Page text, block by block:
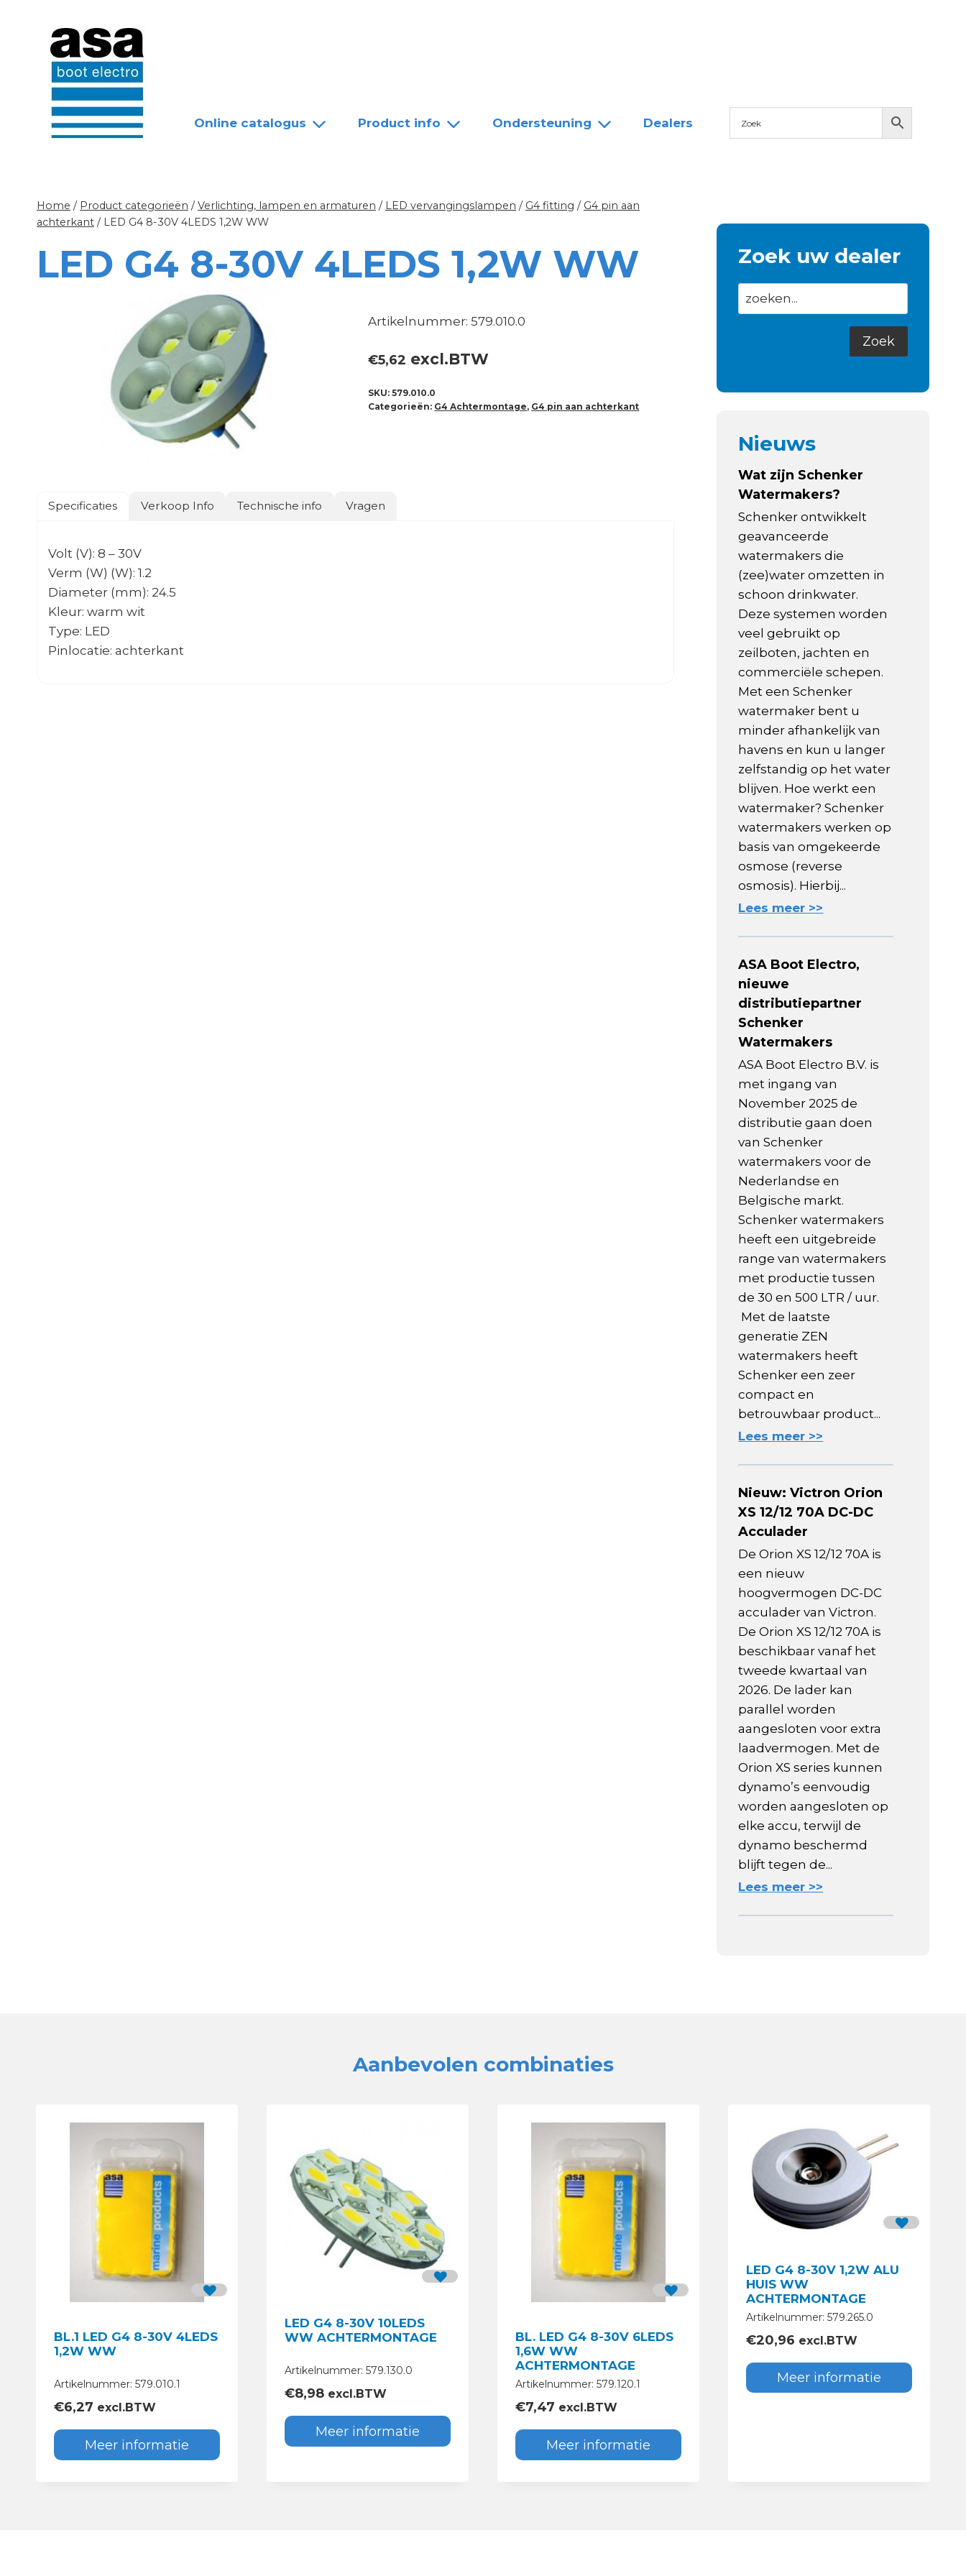
Online catalogus Product info Ondersteuning Dealers
Home / Product categorieën / Verlichting, lampen en armaturen / LED vervangingslampen / G4 fitting / G4 pin aan
achterkant / LED G4 8-30V 4LEDS 1,2W WW
LED G4 8-30V 4LEDS 1,2W WW
Artikelnummer: 579.010.0
€5,62 excl.BTW
SKU:579.010.0
Categorieën: G4 Achtermontage, G4 pin aan achterkant
Specificaties Verkoop Info Technische info Vragen
Volt (V): 8 – 30V
Verm (W) (W): 1.2
Diameter (mm): 24.5
Kleur: warm wit
Type: LED
Pinlocatie: achterkant
Zoek uw dealer
Nieuws
Wat zijn Schenker
Watermakers?
Schenker ontwikkelt
geavanceerde
watermakers die
(zee)water omzetten in
schoon drinkwater.
Deze systemen worden
veel gebruikt op
zeilboten, jachten en
commerciële schepen.
Met een Schenker
watermaker bent u
minder afhankelijk van
havens en kun u langer
zelfstandig op het water
blijven. Hoe werkt een
watermaker? Schenker
watermakers werken op
basis van omgekeerde
osmose (reverse
osmosis). Hierbij...
Lees meer >>
ASA Boot Electro,
nieuwe
distributiepartner
Schenker
Watermakers
ASA Boot Electro B.V. is
met ingang van
November 2025 de
distributie gaan doen
van Schenker
watermakers voor de
Nederlandse en
Belgische markt.
Schenker watermakers
heeft een uitgebreide
range van watermakers
met productie tussen
de 30 en 500 LTR / uur.
Met de laatste
generatie ZEN
watermakers heeft
Schenker een zeer
compact en
betrouwbaar product...
Lees meer >>
Nieuw: Victron Orion
XS 12/12 70A DC-DC
Acculader
De Orion XS 12/12 70A is
een nieuw
hoogvermogen DC-DC
acculader van Victron.
De Orion XS 12/12 70A is
beschikbaar vanaf het
tweede kwartaal van
2026. De lader kan
parallel worden
aangesloten voor extra
laadvermogen. Met de
Orion XS series kunnen
dynamo’s eenvoudig
worden aangesloten op
elke accu, terwijl de
dynamo beschermd
blijft tegen de...
Lees meer >>
Aanbevolen combinaties
BL.1 LED G4 8-30V 4LEDS
1,2W WW
Artikelnummer: 579.010.1
€6,27 excl.BTW
Meer informatie
LED G4 8-30V 10LEDS
WW ACHTERMONTAGE
Artikelnummer: 579.130.0
€8,98 excl.BTW
Meer informatie
BL. LED G4 8-30V 6LEDS
1,6W WW
ACHTERMONTAGE
Artikelnummer: 579.120.1
€7,47 excl.BTW
Meer informatie
LED G4 8-30V 1,2W ALU
HUIS WW
ACHTERMONTAGE
Artikelnummer: 579.265.0
€20,96 excl.BTW
Meer informatie